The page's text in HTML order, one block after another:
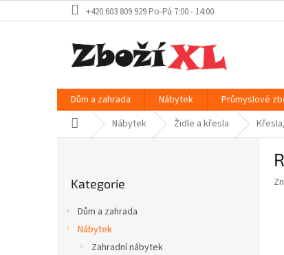
na
+420 603 809 929 Po-Pá 7:00 - 14:00
Dům a zahrada Nábytek Průmyslové
Domů Nábytek Židle a křesla
kategorie
Kategorie
Dům a zahrada
Nábytek
Zahradní nábytek